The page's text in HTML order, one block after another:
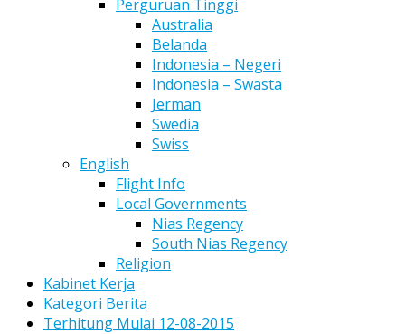
Perguruan Tinggi
Australia
Belanda
Indonesia – Negeri
Indonesia – Swasta
Jerman
Swedia
Swiss
English
Flight Info
Local Governments
Nias Regency
South Nias Regency
Religion
Kabinet Kerja
Kategori Berita
Terhitung Mulai 12-08-2015